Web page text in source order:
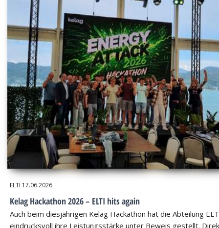
ELTI 17.06.2026
Kelag Hackathon 2026 – ELTI hits again
Auch beim diesjährigen Kelag Hackathon hat die Abteilung
eindrucksvoll ihre Leistungsstärke unter Beweis gestellt.